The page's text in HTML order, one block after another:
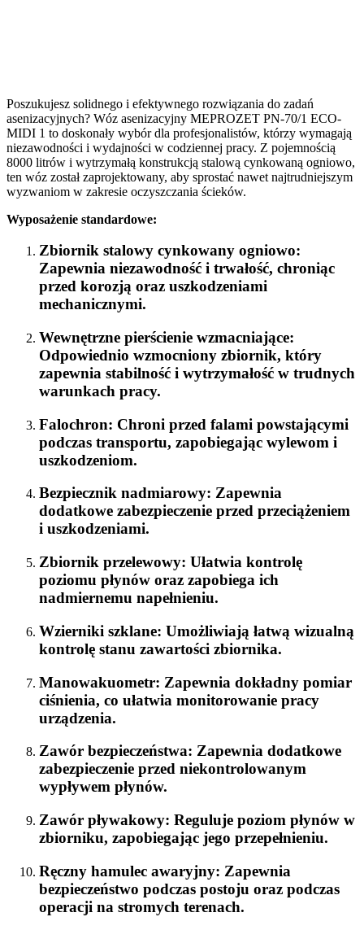
Poszukujesz solidnego i efektywnego rozwiązania do zadań
asenizacyjnych? Wóz asenizacyjny MEPROZET PN-70/1 ECO-
MIDI 1 to doskonały wybór dla profesjonalistów, którzy wymagają
niezawodności i wydajności w codziennej pracy. Z pojemnością
8000 litrów i wytrzymałą konstrukcją stalową cynkowaną ogniowo,
ten wóz został zaprojektowany, aby sprostać nawet najtrudniejszym
wyzwaniom w zakresie oczyszczania ścieków.
Wyposażenie standardowe:
Zbiornik stalowy cynkowany ogniowo:
Zapewnia niezawodność i trwałość, chroniąc
przed korozją oraz uszkodzeniami
mechanicznymi.
Wewnętrzne pierścienie wzmacniające:
Odpowiednio wzmocniony zbiornik, który
zapewnia stabilność i wytrzymałość w trudnych
warunkach pracy.
Falochron: Chroni przed falami powstającymi
podczas transportu, zapobiegając wylewom i
uszkodzeniom.
Bezpiecznik nadmiarowy: Zapewnia
dodatkowe zabezpieczenie przed przeciążeniem
i uszkodzeniami.
Zbiornik przelewowy: Ułatwia kontrolę
poziomu płynów oraz zapobiega ich
nadmiernemu napełnieniu.
Wzierniki szklane: Umożliwiają łatwą wizualną
kontrolę stanu zawartości zbiornika.
Manowakuometr: Zapewnia dokładny pomiar
ciśnienia, co ułatwia monitorowanie pracy
urządzenia.
Zawór bezpieczeństwa: Zapewnia dodatkowe
zabezpieczenie przed niekontrolowanym
wypływem płynów.
Zawór pływakowy: Reguluje poziom płynów w
zbiorniku, zapobiegając jego przepełnieniu.
Ręczny hamulec awaryjny: Zapewnia
bezpieczeństwo podczas postoju oraz podczas
operacji na stromych terenach.